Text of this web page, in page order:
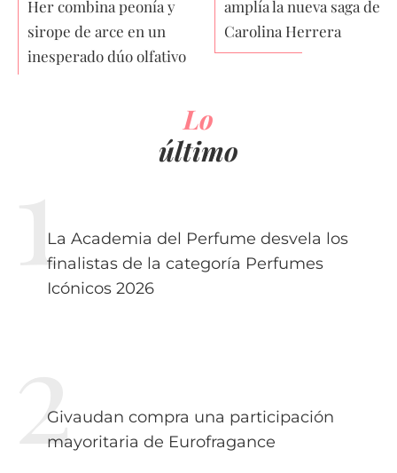
Her combina peonía y
sirope de arce en un
inesperado dúo olfativo
amplía la nueva saga de
Carolina Herrera
Lo
último
La Academia del Perfume desvela los
finalistas de la categoría Perfumes
Icónicos 2026
Givaudan compra una participación
mayoritaria de Eurofragance